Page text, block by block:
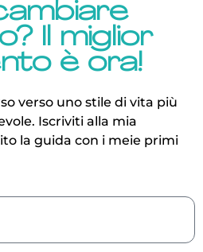
Il miglior
è ora!
verso uno stile di vita più
Iscriviti alla mia
la guida con i meie primi